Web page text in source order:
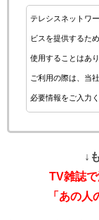
テレシスネットワ
ビスを提供するた
使用することはあり
ご利用の際は、当社
必要情報をご入力く
↓
TV雑誌
「あの